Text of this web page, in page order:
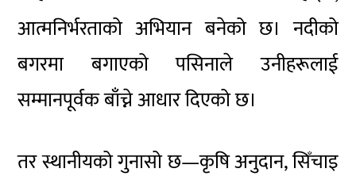
आत्मनिर्भरताको अभियान बनेको छ। नदीको
बगरमा बगाएको पसिनाले उनीहरूलाई
सम्मानपूर्वक बाँच्ने आधार दिएको छ।
तर स्थानीयको गुनासो छ—कृषि अनुदान, सिँचाइ